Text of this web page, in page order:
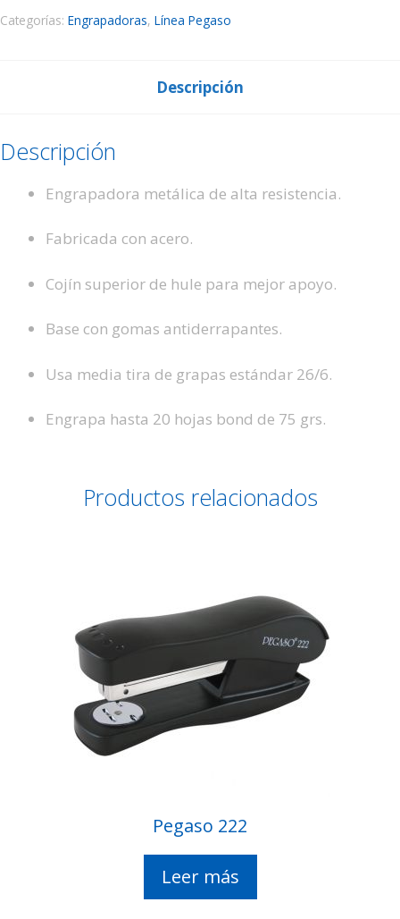
Categorías: Engrapadoras, Línea Pegaso
Descripción
Descripción
Engrapadora metálica de alta resistencia.
Fabricada con acero.
Cojín superior de hule para mejor apoyo.
Base con gomas antiderrapantes.
Usa media tira de grapas estándar 26/6.
Engrapa hasta 20 hojas bond de 75 grs.
Productos relacionados
Pegaso 222
Leer más